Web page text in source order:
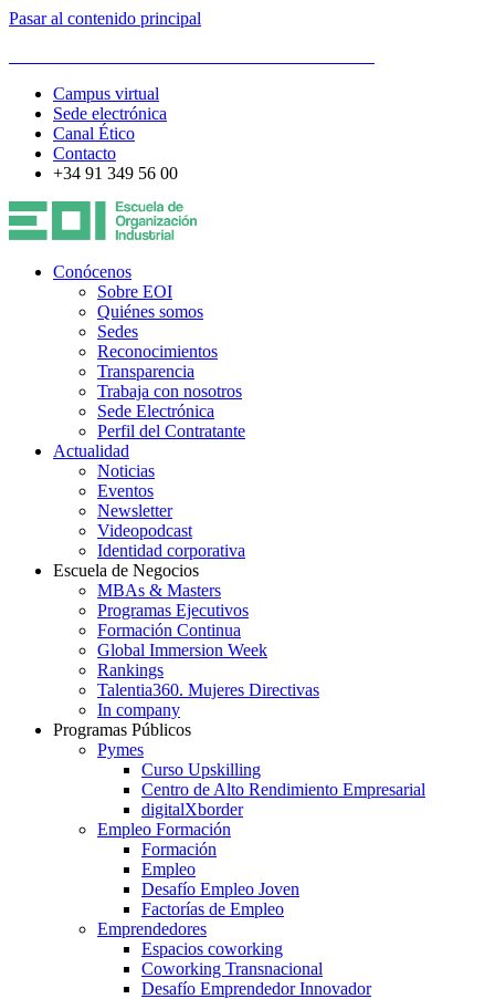
Pasar al contenido principal
Campus virtual
Sede electrónica
Canal Ético
Contacto
+34 91 349 56 00
Conócenos
Sobre EOI
Quiénes somos
Sedes
Reconocimientos
Transparencia
Trabaja con nosotros
Sede Electrónica
Perfil del Contratante
Actualidad
Noticias
Eventos
Newsletter
Videopodcast
Identidad corporativa
Escuela de Negocios
MBAs & Masters
Programas Ejecutivos
Formación Continua
Global Immersion Week
Rankings
Talentia360. Mujeres Directivas
In company
Programas Públicos
Pymes
Curso Upskilling
Centro de Alto Rendimiento Empresarial
digitalXborder
Empleo Formación
Formación
Empleo
Desafío Empleo Joven
Factorías de Empleo
Emprendedores
Espacios coworking
Coworking Transnacional
Desafío Emprendedor Innovador